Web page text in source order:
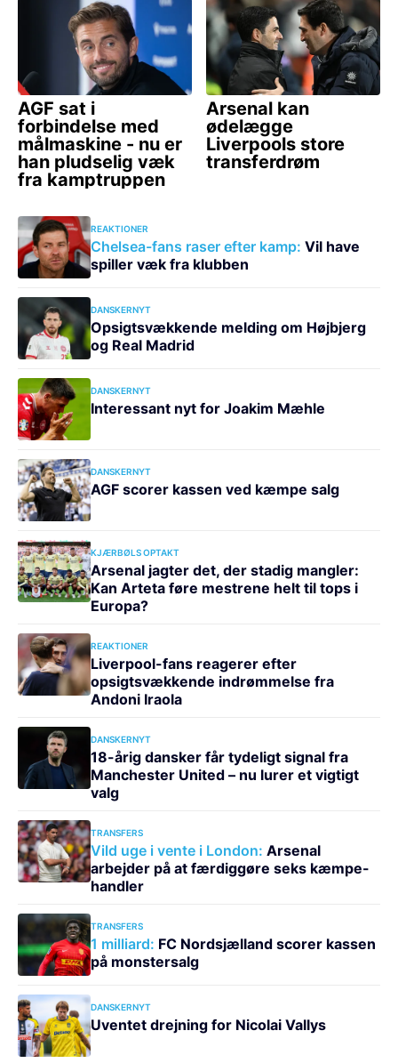
REAKTIONER
Chelsea-fans raser efter kamp: Vil have
spiller væk fra klubben
DANSKERNYT
Opsigtsvækkende melding om Højbjerg
og Real Madrid
DANSKERNYT
Interessant nyt for Joakim Mæhle
DANSKERNYT
AGF scorer kassen ved kæmpe salg
KJÆRBØLS OPTAKT
Arsenal jagter det, der stadig mangler:
Kan Arteta føre mestrene helt til tops i
Europa?
REAKTIONER
Liverpool-fans reagerer efter
opsigtsvækkende indrømmelse fra
Andoni Iraola
DANSKERNYT
18-årig dansker får tydeligt signal fra
Manchester United – nu lurer et vigtigt
valg
TRANSFERS
Vild uge i vente i London: Arsenal
arbejder på at færdiggøre seks kæmpe-
handler
TRANSFERS
1 milliard: FC Nordsjælland scorer kassen
på monstersalg
DANSKERNYT
Uventet drejning for Nicolai Vallys